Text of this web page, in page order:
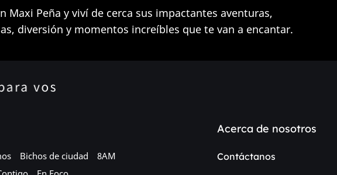
Maxi Peña y viví de cerca sus impactantes aventuras,
diversión y momentos increíbles que te van a encantar.
Bichos de ciudad
8AM
Acerca de nosotros
Contáctanos